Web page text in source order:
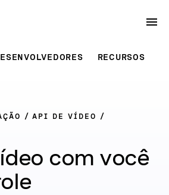
RECURSOS
API DE VÍDEO
com você